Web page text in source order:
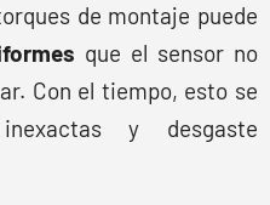
de montaje puede
que el sensor no
Con el tiempo, esto se
y desgaste